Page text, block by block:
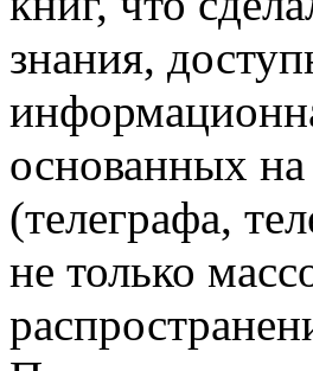
знания,
основанных на
(телеграфа,
не только